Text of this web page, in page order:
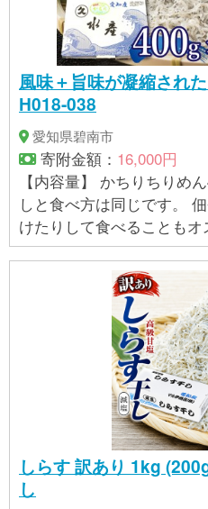
風味＋旨味が凝縮され
H018-038
愛知県碧南市
寄附金額： 16,000円
【内容量】 かちりちりめ
しと食べ方は同じです。
けたりして食べることも
や色の良し悪しは自然の
りません。 獲れる時期や
がありますのでご了承く
ヶ月、冷蔵12日（解凍日
凍(-8℃以下) 【原材料について】 いわ
塩 ※本製品にはｴﾋﾞ・ｶﾆ・
される漁法で摂取しております。 栄養成
ｇ当たり） エネルギー
質 3.5g 炭水化物 0.5g 食塩相当量
品標準成分表（七訂）を
ルギー】特定原材料8品目
品目は使用していません。
しらす 訳あり 1kg
し